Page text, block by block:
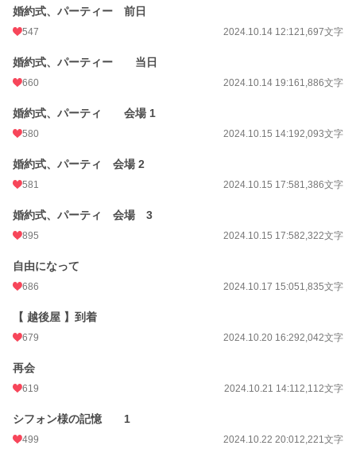
婚約式、パーティー 前日
547 2024.10.14 12:121,697文字
婚約式、パーティー 当日
660 2024.10.14 19:161,886文字
婚約式、パーティ 会場 1
580 2024.10.15 14:192,093文字
婚約式、パーティ 会場 2
581 2024.10.15 17:581,386文字
婚約式、パーティ 会場 3
895 2024.10.15 17:582,322文字
自由になって
686 2024.10.17 15:051,835文字
【 越後屋 】到着
679 2024.10.20 16:292,042文字
再会
619 2024.10.21 14:112,112文字
シフォン様の記憶 1
499 2024.10.22 20:012,221文字